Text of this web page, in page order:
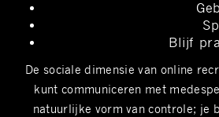
Blijf
De sociale dimensie van online
kunt communiceren met
natuurlijke vorm van controle; je